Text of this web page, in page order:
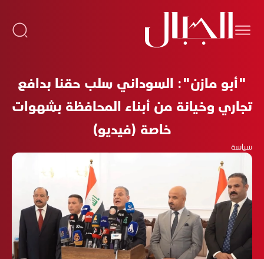
"أبو مازن": السوداني سلب حقنا بدافع
تجاري وخيانة من أبناء المحافظة بشهوات
خاصة (فيديو)
سياسة